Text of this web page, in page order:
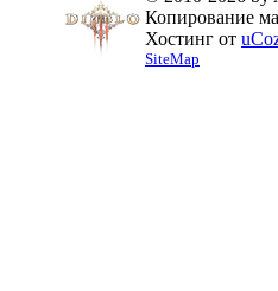
Копирование
Хостинг от
SiteMap